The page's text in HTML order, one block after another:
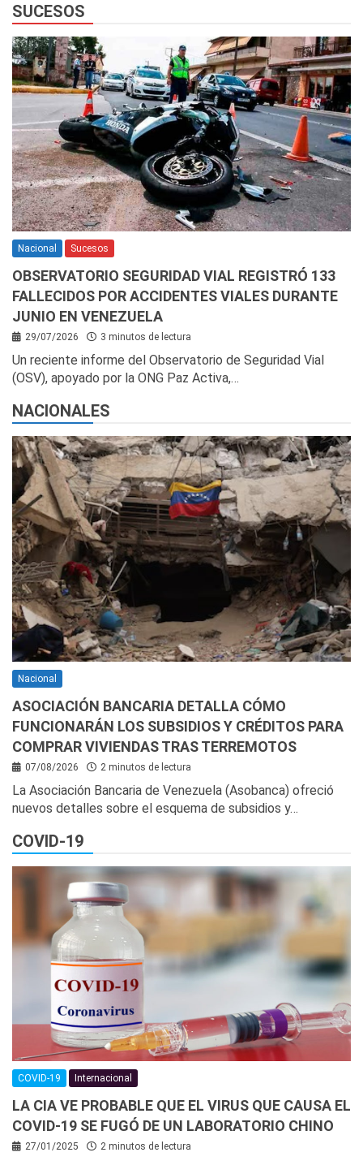
SUCESOS
Nacional Sucesos
OBSERVATORIO SEGURIDAD VIAL REGISTRÓ 133
FALLECIDOS POR ACCIDENTES VIALES DURANTE
JUNIO EN VENEZUELA
29/07/2026 3 minutos de lectura
Un reciente informe del Observatorio de Seguridad Vial
(OSV), apoyado por la ONG Paz Activa,…
NACIONALES
Nacional
ASOCIACIÓN BANCARIA DETALLA CÓMO
FUNCIONARÁN LOS SUBSIDIOS Y CRÉDITOS PARA
COMPRAR VIVIENDAS TRAS TERREMOTOS
07/08/2026 2 minutos de lectura
La Asociación Bancaria de Venezuela (Asobanca) ofreció
nuevos detalles sobre el esquema de subsidios y…
COVID-19
COVID-19 Internacional
LA CIA VE PROBABLE QUE EL VIRUS QUE CAUSA EL
COVID-19 SE FUGÓ DE UN LABORATORIO CHINO
27/01/2025 2 minutos de lectura